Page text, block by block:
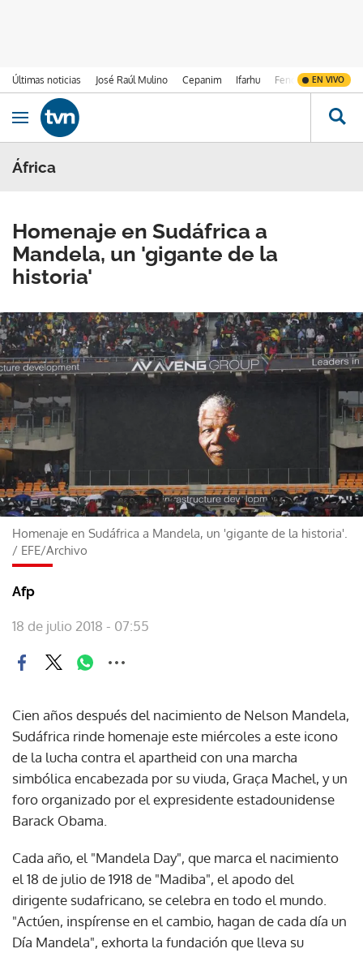
Últimas noticias José Raúl Mulino Cepanim Ifarhu Fenómeno de El
EN VIVO
Ir al contenido
Obrir navegació
África
Homenaje en Sudáfrica a
Mandela, un 'gigante de la
historia'
Homenaje en Sudáfrica a Mandela, un 'gigante de la historia'.
/ EFE/Archivo
Afp
18 de julio 2018 - 07:55
Cien años después del nacimiento de Nelson Mandela,
Sudáfrica rinde homenaje este miércoles a este icono
de la lucha contra el apartheid con una marcha
simbólica encabezada por su viuda, Graça Machel, y un
foro organizado por el expresidente estadounidense
Barack Obama.
Cada año, el "Mandela Day", que marca el nacimiento
el 18 de julio de 1918 de "Madiba", el apodo del
dirigente sudafricano, se celebra en todo el mundo.
"Actúen, inspírense en el cambio, hagan de cada día un
Día Mandela", exhorta la fundación que lleva su